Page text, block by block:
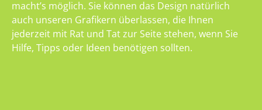
macht’s möglich. Sie können das Design natürlich
auch unseren Grafikern überlassen, die Ihnen
jederzeit mit Rat und Tat zur Seite stehen, wenn Sie
Hilfe, Tipps oder Ideen benötigen sollten.